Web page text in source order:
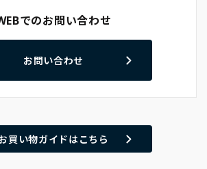
でのお問い合わせ
お問い合わせ
買い物ガイドはこちら